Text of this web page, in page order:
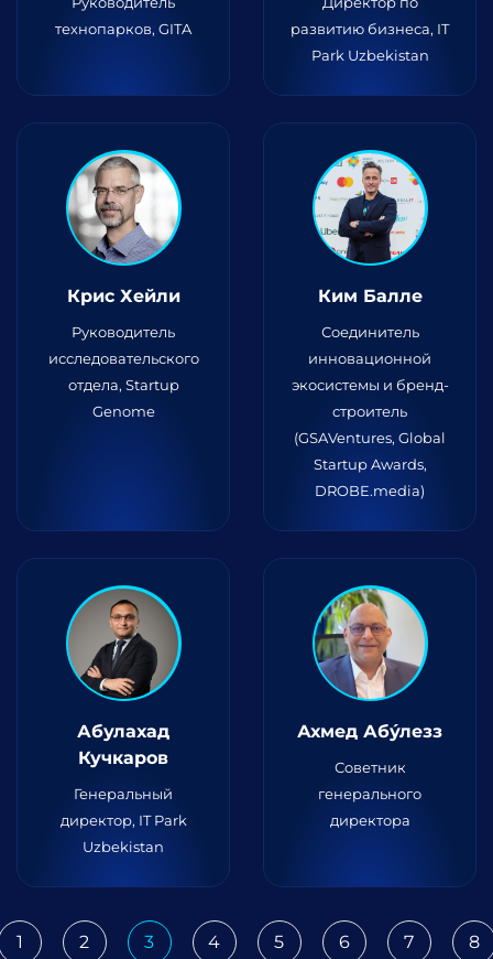
технопарков, GITA
развитию бизнеса, IT
Park Uzbekistan
Крис Хейли
Руководитель
исследовательского
отдела, Startup
Genome
Ким Балле
Соединитель
инновационной
экосистемы и бренд-
строитель
(GSAVentures, Global
Startup Awards,
DROBE.media)
Абулaхад
Кучкаров
Генеральный
директор, IT Park
Uzbekistan
Ахмед Абу́лезз
Советник
генерального
директора
1 2 3 4 5 6 7 8